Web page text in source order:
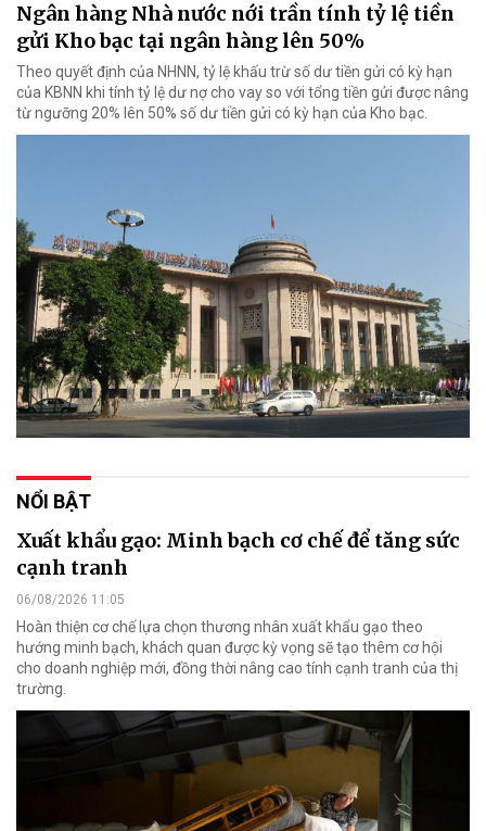
Ngân hàng Nhà nước nới trần tính tỷ lệ tiền
gửi Kho bạc tại ngân hàng lên 50%
Theo quyết định của NHNN, tỷ lệ khấu trừ số dư tiền gửi có kỳ hạn
của KBNN khi tính tỷ lệ dư nợ cho vay so với tổng tiền gửi được nâng
từ ngưỡng 20% lên 50% số dư tiền gửi có kỳ hạn của Kho bạc.
NỔI BẬT
Xuất khẩu gạo: Minh bạch cơ chế để tăng sức
cạnh tranh
06/08/2026 11:05
Hoàn thiện cơ chế lựa chọn thương nhân xuất khẩu gạo theo
hướng minh bạch, khách quan được kỳ vọng sẽ tạo thêm cơ hội
cho doanh nghiệp mới, đồng thời nâng cao tính cạnh tranh của thị
trường.